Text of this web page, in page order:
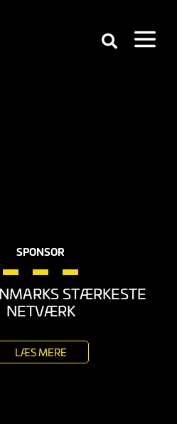
SPONSOR
STÆRKESTE
NETVÆRK
LÆS MERE